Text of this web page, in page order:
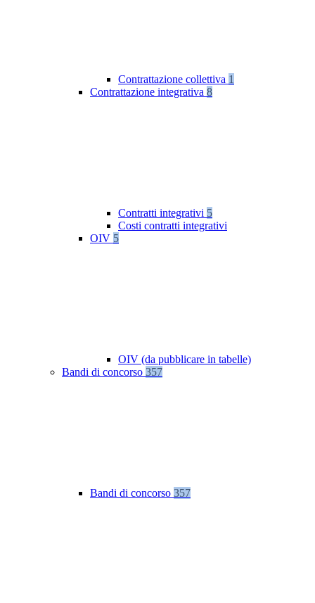
Contrattazione collettiva 1
Contrattazione integrativa 8
Contratti integrativi 5
Costi contratti integrativi
OIV 5
OIV (da pubblicare in tabelle)
Bandi di concorso 357
Bandi di concorso 357